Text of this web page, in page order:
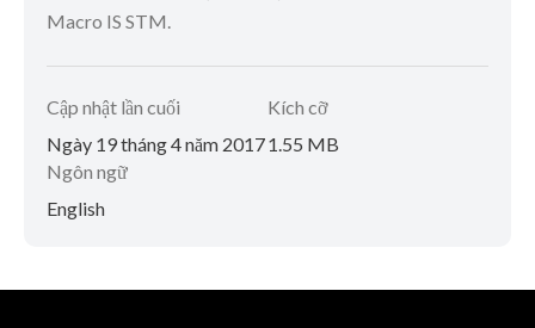
Macro IS STM.
Cập nhật lần cuối
Ngày 19 tháng 4 năm 2017
Kích cỡ
1.55 MB
Ngôn ngữ
English